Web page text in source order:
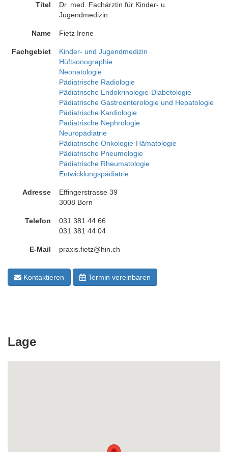
Titel
Dr. med. Fachärztin für Kinder- u.
Jugendmedizin
Name Fietz Irene
Fachgebiet
Kinder- und Jugendmedizin
Hüftsonographie
Neonatologie
Pädiatrische Radiologie
Pädiatrische Endokrinologie-Diabetologie
Pädiatrische Gastroenterologie und Hepatologie
Pädiatrische Kardiologie
Pädiatrische Nephrologie
Neuropädiatrie
Pädiatrische Onkologie-Hämatologie
Pädiatrische Pneumologie
Pädiatrische Rheumatologie
Entwicklungspädiatrie
Adresse
Effingerstrasse 39
3008 Bern
Telefon
031 381 44 66
031 381 44 04
E-Mail praxis.fietz@hin.ch
Kontaktieren Termin vereinbaren
Lage